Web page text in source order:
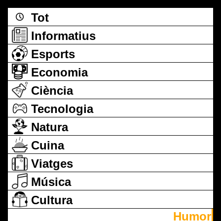
Tot
Informatius
Esports
Economia
Ciència
Tecnologia
Natura
Cuina
Viatges
Música
Cultura
Humor